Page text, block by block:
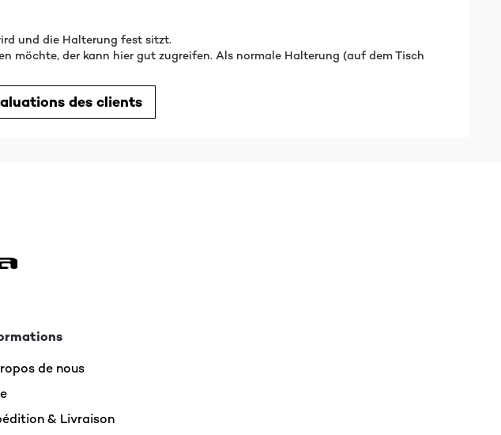
und die Halterung fest sitzt.
möchte, der kann hier gut zugreifen. Als normale Halterung (auf dem Tisch
es irgendwo rumliegt.Der Halter ist durchaus wertig ausgeführt: Die
und Tablet - kommen nur die gummiüberzogenen (oder ist es
vermieden. Natürlich kann man den Halter auch so auf den Tisch stellen
des clients
de nous
& Livraison